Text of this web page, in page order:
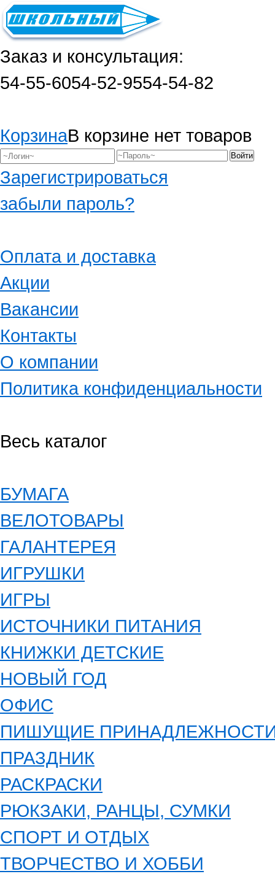
Заказ и консультация:
54-55-6054-52-9554-54-82
КорзинаВ корзине нет товаров
Зарегистрироваться
забыли пароль?
Оплата и доставка
Акции
Вакансии
Контакты
О компании
Политика конфиденциальности
Весь каталог
БУМАГА
ВЕЛОТОВАРЫ
ГАЛАНТЕРЕЯ
ИГРУШКИ
ИГРЫ
ИСТОЧНИКИ ПИТАНИЯ
КНИЖКИ ДЕТСКИЕ
НОВЫЙ ГОД
ОФИС
ПИШУЩИЕ
ПРАЗДНИК
РАСКРАСКИ
РЮКЗАКИ, РАНЦЫ, СУМКИ
СПОРТ И ОТДЫХ
ТВОРЧЕСТВО И ХОББИ